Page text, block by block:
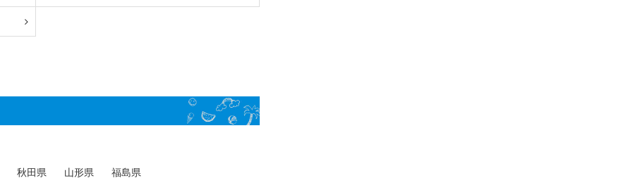
秋田県 山形県 福島県